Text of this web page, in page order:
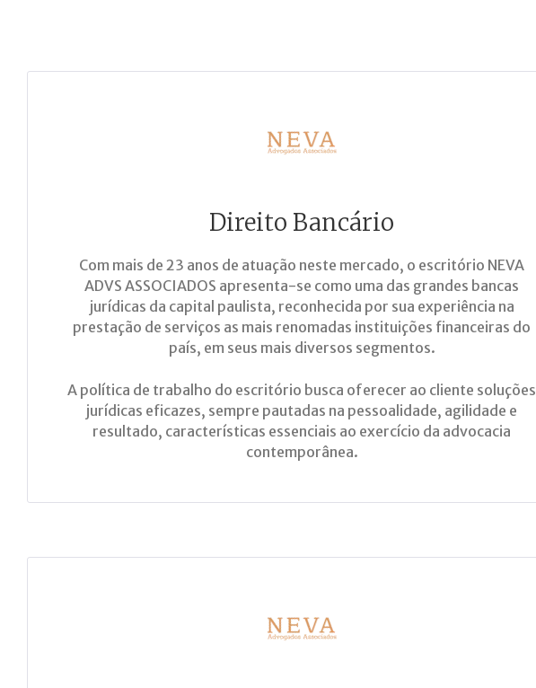
Direito Bancário
Com mais de 23 anos de atuação neste mercado, o escritório NEVA
ADVS ASSOCIADOS apresenta-se como uma das grandes bancas
jurídicas da capital paulista, reconhecida por sua experiência na
prestação de serviços as mais renomadas instituições financeiras do
país, em seus mais diversos segmentos.
A política de trabalho do escritório busca oferecer ao cliente soluções
jurídicas eficazes, sempre pautadas na pessoalidade, agilidade e
resultado, características essenciais ao exercício da advocacia
contemporânea.